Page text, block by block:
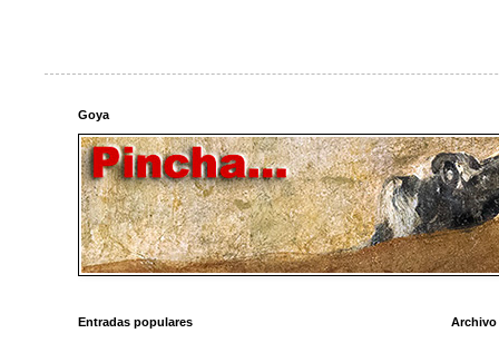
Goya
Entradas populares